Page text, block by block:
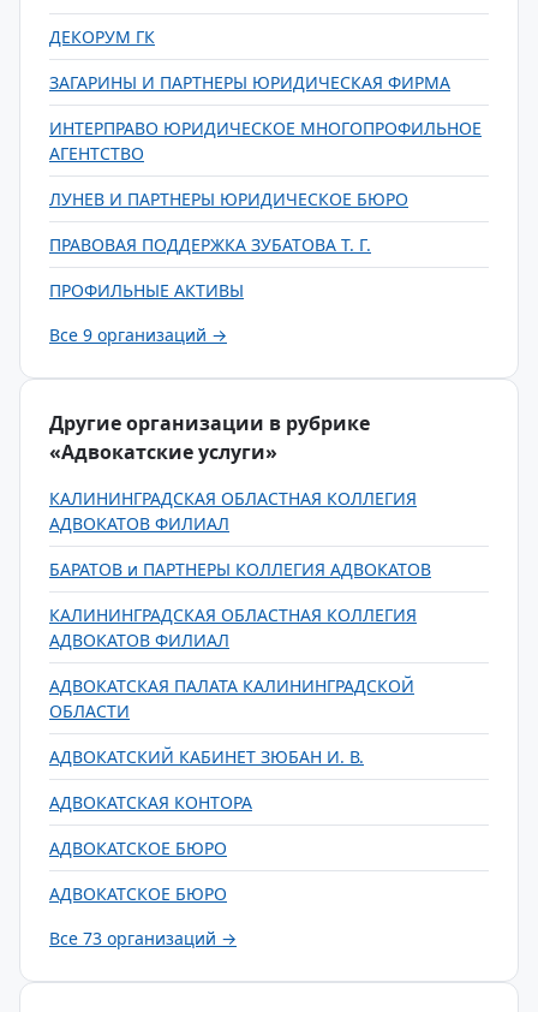
ДЕКОРУМ ГК
ЗАГАРИНЫ И ПАРТНЕРЫ ЮРИДИЧЕСКАЯ ФИРМА
ИНТЕРПРАВО ЮРИДИЧЕСКОЕ МНОГОПРОФИЛЬНОЕ
АГЕНТСТВО
ЛУНЕВ И ПАРТНЕРЫ ЮРИДИЧЕСКОЕ БЮРО
ПРАВОВАЯ ПОДДЕРЖКА ЗУБАТОВА Т. Г.
ПРОФИЛЬНЫЕ АКТИВЫ
Все 9 организаций →
Другие организации в рубрике
«Адвокатские услуги»
КАЛИНИНГРАДСКАЯ ОБЛАСТНАЯ КОЛЛЕГИЯ
АДВОКАТОВ ФИЛИАЛ
БАРАТОВ и ПАРТНЕРЫ КОЛЛЕГИЯ АДВОКАТОВ
КАЛИНИНГРАДСКАЯ ОБЛАСТНАЯ КОЛЛЕГИЯ
АДВОКАТОВ ФИЛИАЛ
АДВОКАТСКАЯ ПАЛАТА КАЛИНИНГРАДСКОЙ
ОБЛАСТИ
АДВОКАТСКИЙ КАБИНЕТ ЗЮБАН И. В.
АДВОКАТСКАЯ КОНТОРА
АДВОКАТСКОЕ БЮРО
АДВОКАТСКОЕ БЮРО
Все 73 организаций →